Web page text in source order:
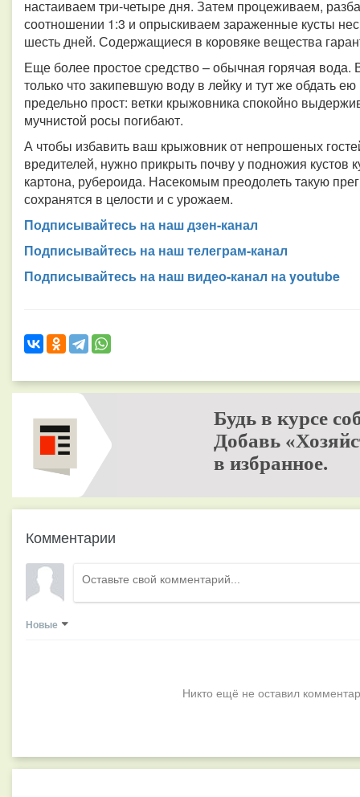
настаиваем три-четыре дня. Затем процеживаем,
соотношении 1:3 и опрыскиваем зараженные кусты
шесть дней. Содержащиеся в коровяке вещества
Еще более простое средство – обычная горячая вода.
только что закипевшую воду в лейку и тут же обдать
предельно прост: ветки крыжовника спокойно
мучнистой росы погибают.
А чтобы избавить ваш крыжовник от непрошеных
вредителей, нужно прикрыть почву у подножия кустов
картона, рубероида. Насекомым преодолеть такую
сохранятся в целости и с урожаем.
Подписывайтесь на наш дзен-канал
Подписывайтесь на наш телеграм-канал
Подписывайтесь на наш видео-канал на youtube
Будь в курсе
Добавь
в избранное.
Комментарии
Новые
Никто ещё не оставил